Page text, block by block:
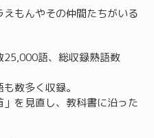
もんやその仲間たちがいる
語、総収録熟語数
数多く収録。
を見直し、教科書に沿った